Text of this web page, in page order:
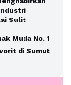
Sulit
Muda No. 1
di Sumut